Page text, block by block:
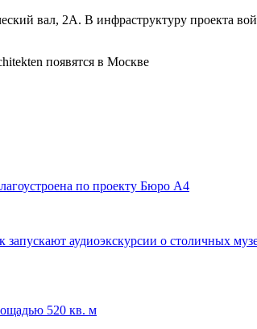
вал, 2А. В инфраструктуру проекта
по проекту Бюро А4
аудиоэкскурсии о столичных
520 кв. м